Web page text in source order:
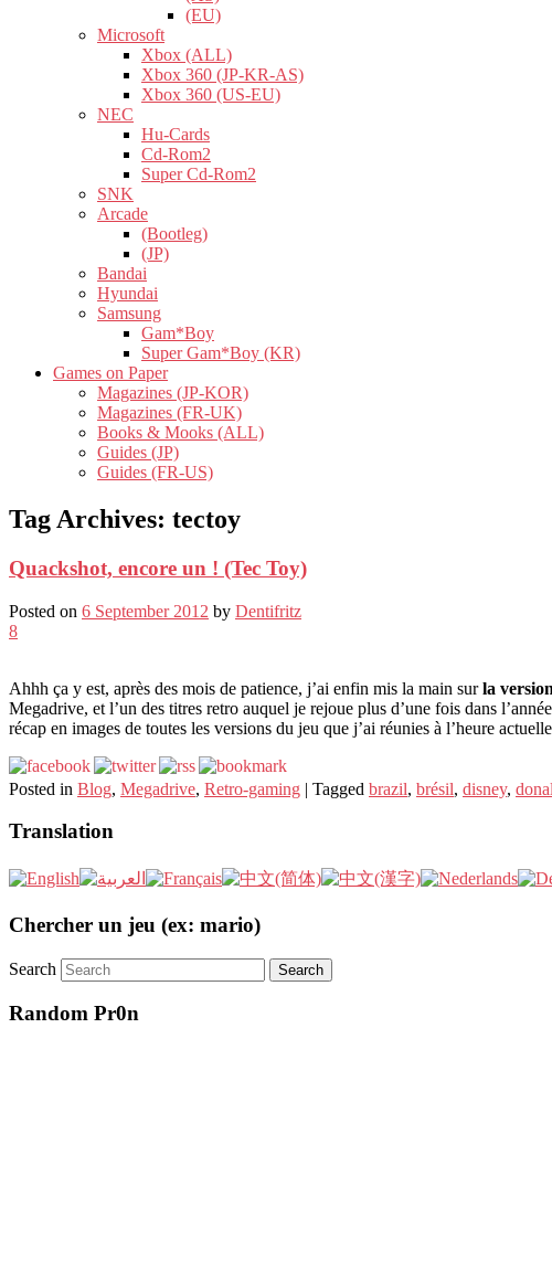
(EU)
Microsoft
Xbox (ALL)
Xbox 360 (JP-KR-AS)
Xbox 360 (US-EU)
NEC
Hu-Cards
Cd-Rom2
Super Cd-Rom2
SNK
Arcade
(Bootleg)
(JP)
Bandai
Hyundai
Samsung
Gam*Boy
Super Gam*Boy (KR)
Games on Paper
Magazines (JP-KOR)
Magazines (FR-UK)
Books & Mooks (ALL)
Guides (JP)
Guides (FR-US)
Tag Archives: tectoy
Quackshot, encore un ! (Tec Toy)
Posted on 6 September 2012 by Dentifritz
8
Ahhh ça y est, après des mois de patience, j’ai enfin mis la main surla
Megadrive, et l’un des titres retro auquel je rejoue plus d’une fois dans
récap en images de toutes les versions du jeu que j’ai réunies à l’heure
Posted in Blog, Megadrive, Retro-gaming | Tagged brazil, brésil, disney,
Translation
Chercher un jeu (ex: mario)
Search
Random Pr0n